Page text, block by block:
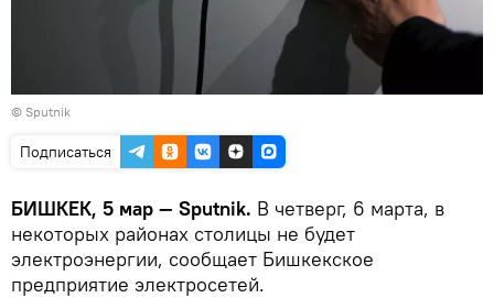
© Sputnik
Подписаться
БИШКЕК, 5 мар — Sputnik. В четверг, 6 марта, в
некоторых районах столицы не будет
электроэнергии, сообщает Бишкекское
предприятие электросетей.